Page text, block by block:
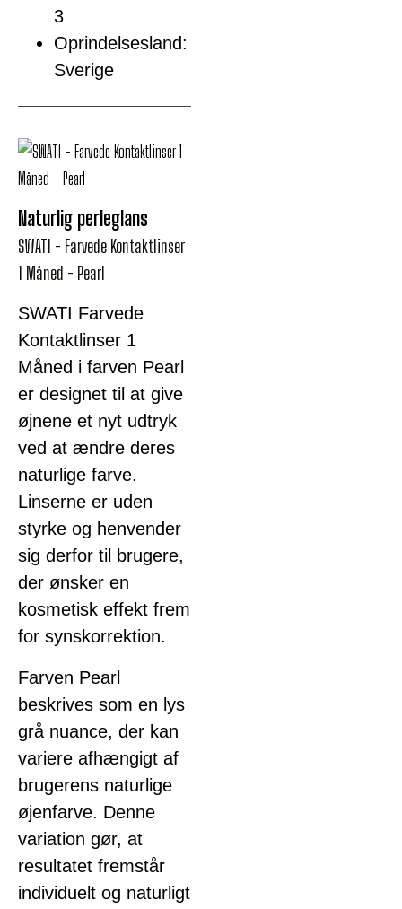
3
Oprindelsesland:
Sverige
Naturlig perleglans
SWATI - Farvede Kontaktlinser
1 Måned - Pearl
SWATI Farvede
Kontaktlinser 1
Måned i farven Pearl
er designet til at give
øjnene et nyt udtryk
ved at ændre deres
naturlige farve.
Linserne er uden
styrke og henvender
sig derfor til brugere,
der ønsker en
kosmetisk effekt frem
for synskorrektion.
Farven Pearl
beskrives som en lys
grå nuance, der kan
variere afhængigt af
brugerens naturlige
øjenfarve. Denne
variation gør, at
resultatet fremstår
individuelt og naturligt